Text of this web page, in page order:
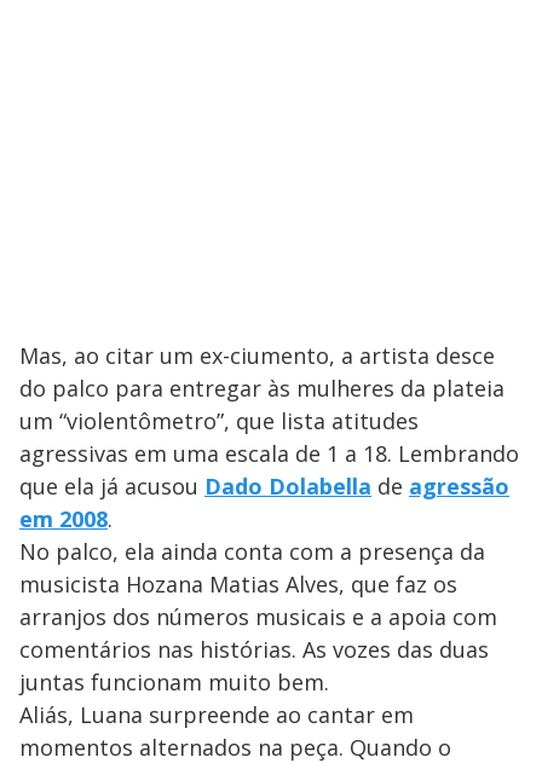
Mas, ao citar um ex-ciumento, a artista desce
do palco para entregar às mulheres da plateia
um “violentômetro”, que lista atitudes
agressivas em uma escala de 1 a 18. Lembrando
que ela já acusou Dado Dolabella de agressão
em 2008.
No palco, ela ainda conta com a presença da
musicista Hozana Matias Alves, que faz os
arranjos dos números musicais e a apoia com
comentários nas histórias. As vozes das duas
juntas funcionam muito bem.
Aliás, Luana surpreende ao cantar em
momentos alternados na peça. Quando o